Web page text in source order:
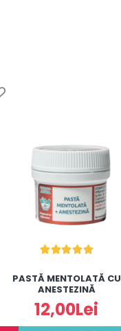
PASTĂ MENTOLATĂ CU
ANESTEZINĂ
12,00Lei